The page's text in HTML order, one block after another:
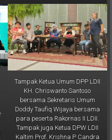
Tampak Ketua Umum DPP LDII
KH. Chriswanto Santoso
bersama Sekretaris Umum
Doddy Taufiq Wijaya bersama
para peserta Rakornas II LDII.
Tampak juga Ketua DPW LDII
Kaltim Prof. Krishna P Candra
(paling kanan). Foto: LINES